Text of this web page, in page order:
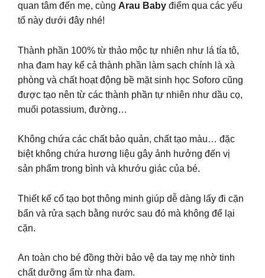
quan tâm đến mẹ, cùng Arau Baby điểm qua các yếu
tố này dưới đây nhé!
Thành phần 100% từ thảo mộc tự nhiên như lá tía tô,
nha đam hay kể cả thành phần làm sạch chính là xà
phòng và chất hoạt động bề mặt sinh học Soforo cũng
được tạo nên từ các thành phần tự nhiên như dầu cọ,
muối potassium, đường…
Không chứa các chất bảo quản, chất tạo màu… đặc
biệt không chứa hương liệu gây ảnh hưởng đến vị
sản phẩm trong bình và khướu giác của bé.
Thiết kế cổ tạo bọt thông minh giúp dễ dàng lấy đi cặn
bẩn và rửa sạch bằng nước sau đó mà không để lại
cặn.
An toàn cho bé đồng thời bảo vệ da tay mẹ nhờ tinh
chất dưỡng ẩm từ nha đam.